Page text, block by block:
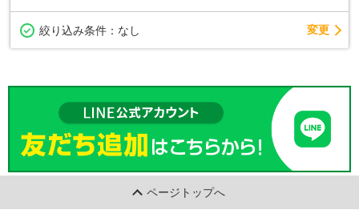
絞り込み条件： なし 変更
ページトップへ